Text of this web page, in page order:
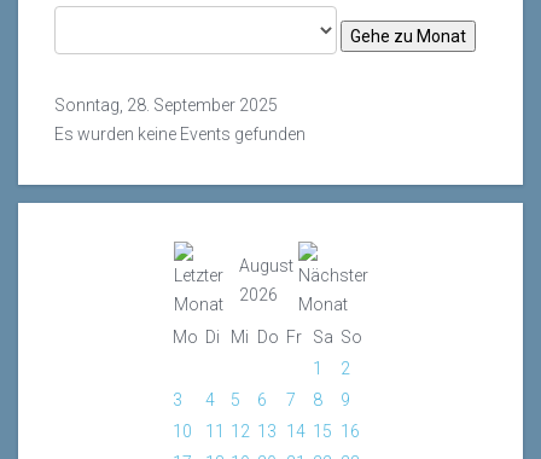
Gehe zu Monat
Sonntag, 28. September 2025
Es wurden keine Events gefunden
August
2026
Mo Di Mi Do Fr Sa So
1
2
3
4 5 6 7 8
9
10
11 12 13 14 15 16